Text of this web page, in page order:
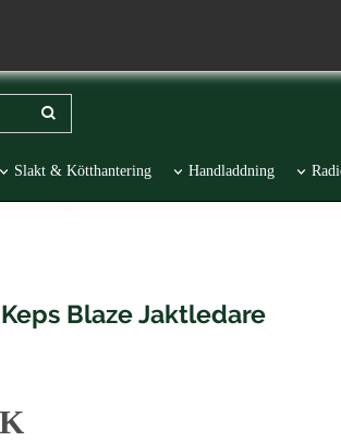
Slakt & Kötthantering Handladdning
Blaze Jaktledare